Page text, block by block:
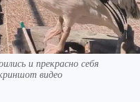
и прекрасно себя
видео